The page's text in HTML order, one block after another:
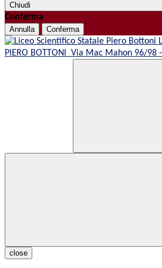
Chiudi
Conferma
Annulla Conferma
PIERO BOTTONI Via Mac Mahon 96/98
close